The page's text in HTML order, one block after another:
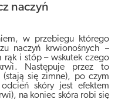
naczyń
w przebiegu którego
naczyń krwionośnych –
rąk i stóp – wskutek czego
Następuje przez to
się zimne), po czym
skóry jest efektem
na koniec skóra robi się